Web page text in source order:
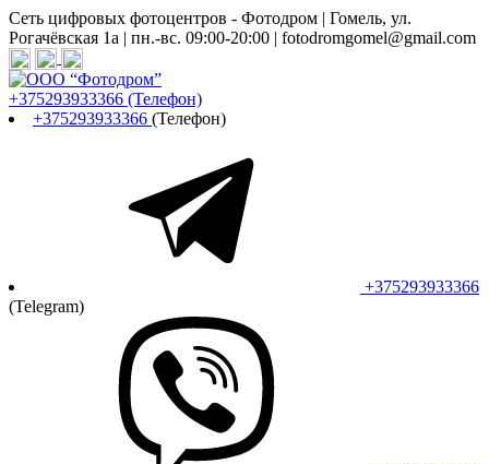
Сеть цифровых фотоцентров - Фотодром | Гомель, ул.
Рогачёвская 1а | пн.-вс. 09:00-20:00 | fotodromgomel@gmail.com
+375293933366 (Телефон)
+375293933366 (Телефон)
+375293933366
(Telegram)